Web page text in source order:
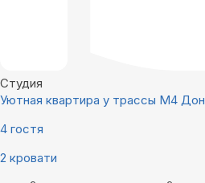
Студия
Уютная квартира у трассы М4 Дон
4 гостя
2 кровати